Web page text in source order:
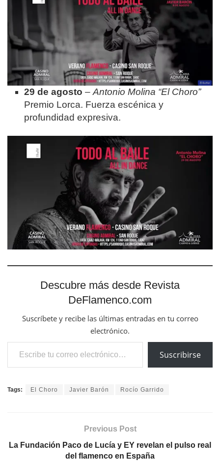
29 de agosto –Antonio Molina “El Choro”
Premio Lorca. Fuerza escénica y
profundidad expresiva.
Descubre más desde Revista
DeFlamenco.com
Suscríbete y recibe las últimas entradas en tu correo
electrónico.
Escribe tu correo electrónico…
Suscribirse
Tags: El Choro Javier Barón Rocío Garrido
Previous Post
La Fundación Paco de Lucía y EY revelan el pulso real
del flamenco en España